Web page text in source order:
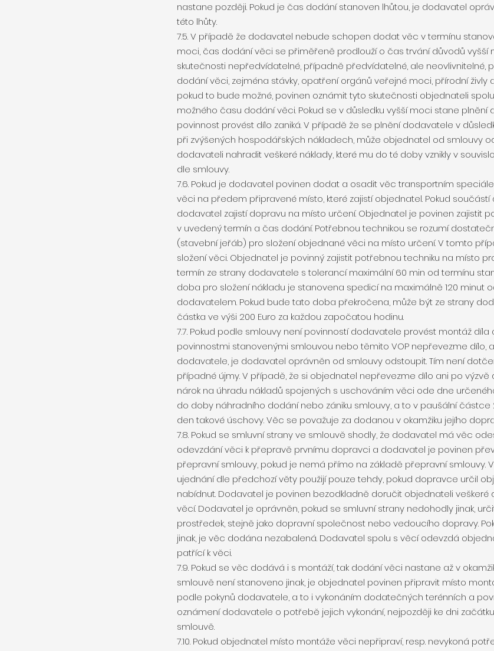
nastane později. Pokud je čas dodání stanoven lhůtou, je dodavatel
této lhůty.
7.5. V případě že dodavatel nebude schopen dodat věc v termínu
moci, čas dodání věci se přiměřeně prodlouží o čas trvání důvodů vyšší
skutečnosti nepředvídatelné, případně předvídatelné, ale neovlivnitelné,
dodání věci, zejména stávky, opatření orgánů veřejné moci, přírodní živly
pokud to bude možné, povinen oznámit tyto skutečnosti objednateli
možného času dodání věci. Pokud se v důsledku vyšší moci stane
povinnost provést dílo zaniká. V případě že se plnění dodavatele v
při zvýšených hospodářských nákladech, může objednatel od smlouvy
dodavateli nahradit veškeré náklady, které mu do té doby vznikly v
dle smlouvy.
7.6. Pokud je dodavatel povinen dodat a osadit věc transportním
věci na předem připravené místo, které zajistí objednatel. Pokud
dodavatel zajistí dopravu na místo určení. Objednatel je povinen zajistit
v uvedený termín a čas dodání. Potřebnou technikou se rozumí
(stavební jeřáb) pro složení objednané věci na místo určení. V tomto
složení věci. Objednatel je povinný zajistit potřebnou techniku na místo
termín ze strany dodavatele s tolerancí maximální 60 min od termínu
doba pro složení nákladu je stanovena spedicí na maximálně 120 minut
dodavatelem. Pokud bude tato doba překročena, může být ze strany
částka ve výši 200 Euro za každou započatou hodinu.
7.7. Pokud podle smlouvy není povinností dodavatele provést montáž
povinnostmi stanovenými smlouvou nebo těmito VOP nepřevezme dílo,
dodavatele, je dodavatel oprávněn od smlouvy odstoupit. Tím není
případné újmy. V případě, že si objednatel nepřevezme dílo ani po
nárok na úhradu nákladů spojených s uschováním věci ode dne
do doby náhradního dodání nebo zániku smlouvy, a to v paušální částce
den takové úschovy. Věc se považuje za dodanou v okamžiku jejího
7.8. Pokud se smluvní strany ve smlouvě shodly, že dodavatel má věc
odevzdání věci k přepravě prvnímu dopravci a dodavatel je povinen
přepravní smlouvy, pokud je nemá přímo na základě přepravní smlouvy.
ujednání dle předchozí věty použijí pouze tehdy, pokud dopravce určil
nabídnut. Dodavatel je povinen bezodkladně doručit objednateli veškeré
věcí. Dodavatel je oprávněn, pokud se smluvní strany nedohodly jinak,
prostředek, stejně jako dopravní společnost nebo vedoucího dopravy.
jinak, je věc dodána nezabalená. Dodavatel spolu s věcí odevzdá
patřící k věci.
7.9. Pokud se věc dodává i s montáží, tak dodání věci nastane až v
smlouvě není stanoveno jinak, je objednatel povinen připravit místo
podle pokynů dodavatele, a to i vykonáním dodatečných terénních a
oznámení dodavatele o potřebě jejich vykonání, nejpozději ke dni
smlouvě.
7.10. Pokud objednatel místo montáže věci nepřipraví, resp. nevykoná